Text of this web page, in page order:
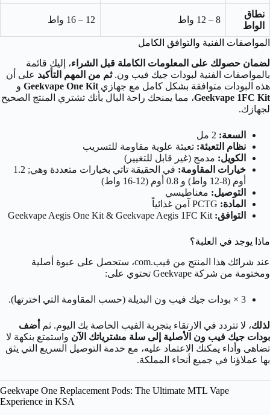
نطاق
الواط
8 – 12 واط 12 – 16 واط
المواصفات الفنية والتوافق الكامل
لضمان حصولك على المعلومات الكاملة قبل الشراء، إليك قائمة
بالمواصفات الفنية لبودات جيك فيب ون.ثم من المهم التأكيد على أن
هذه البودات متوافقة بشكل كامل مع جهازي Geekvape One Kit و
Geekvape 1FC Kit، مما يمنحك راحة البال بأنك تشتري المنتج الصحيح
لجهازك.
السعة:
نظام التعبئة: تعبئة علوية مقاومة للتسريب
الكويل: مدمج (غير قابل للتغيير)
خيارات المقاومة:
في الحقيقة تاتي بخيارات متعددة وهي; 1.2
أوم (8-12 واط) و 0.8 أوم (12-16 واط)
التوصيل: مغناطيسي
المادة:
التوافق:
ماذا يوجد في العلبة؟
عند شرائك هذا المنتج من فيب.com، ستحصل على عبوة أصلية
ومختومة من شركة Geekvape تحتوي على:
3 × بودات جيك فيب ون البديلة (حسب المقاومة التي اخترتها).
لذلك، لا تتردد في الارتقاء بتجربة الفيب الخاصة بك اليوم. ثم
أضف
بودات جيك فيب ون الأصلية إلى سلة مشترياتك الآن واستمتع بنكهة لا
تضاهى وأداء يمكنك الاعتماد عليه، مع خدمة التوصيل السريع التي يثق
بها عملاؤنا في جميع أنحاء المملكة.
Geekvape One Replacement Pods: The Ultimate MTL Vape
Experience in KSA